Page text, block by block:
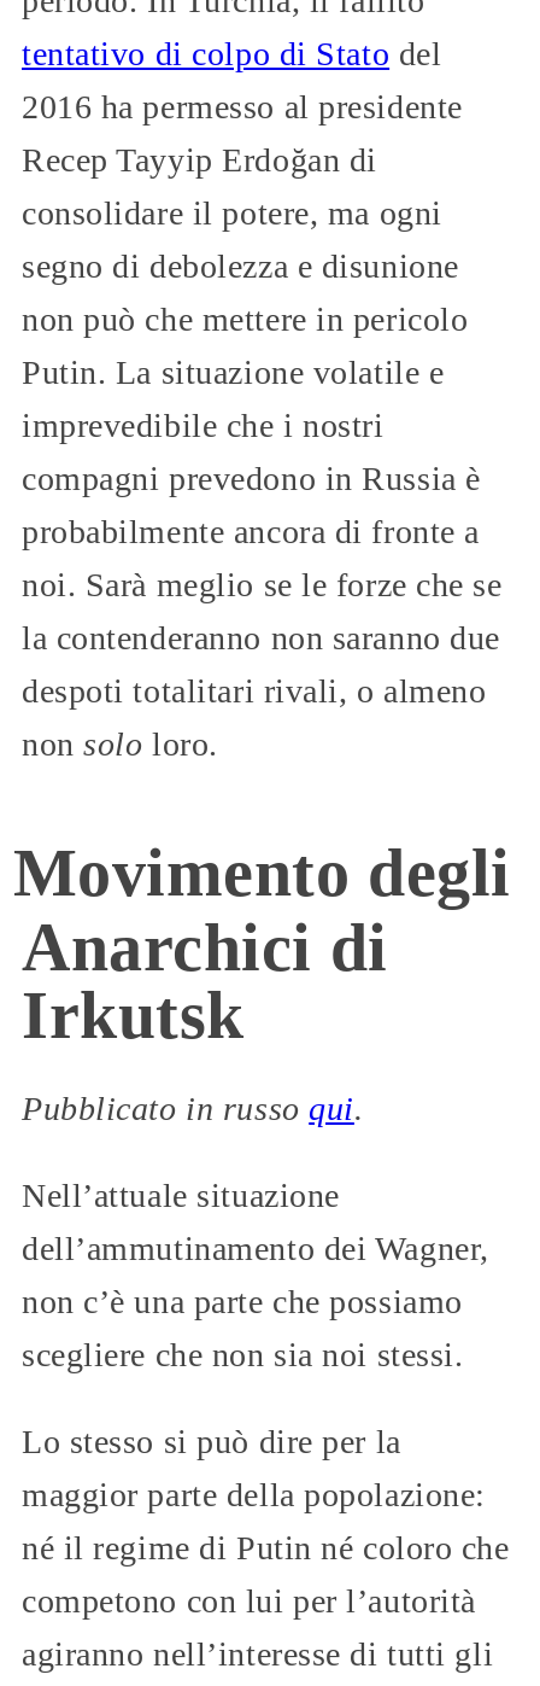
tentativo di colpo di Stato del
2016 ha permesso al presidente
Recep Tayyip Erdoğan di
consolidare il potere, ma ogni
segno di debolezza e disunione
non può che mettere in pericolo
Putin. La situazione volatile e
imprevedibile che i nostri
compagni prevedono in Russia è
probabilmente ancora di fronte a
noi. Sarà meglio se le forze che se
la contenderanno non saranno due
despoti totalitari rivali, o almeno
nonsolo loro.
Movimento degli
Anarchici di
Irkutsk
Pubblicato in russo qui.
Nell’attuale situazione
dell’ammutinamento dei Wagner,
non c’è una parte che possiamo
scegliere che non sia noi stessi.
Lo stesso si può dire per la
maggior parte della popolazione:
né il regime di Putin né coloro che
competono con lui per l’autorità
agiranno nell’interesse di tutti gli